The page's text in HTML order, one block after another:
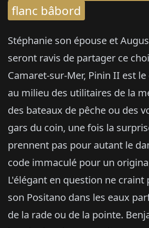
flanc bâbord
Stéphanie son épouse et
seront ravis de partager ce
Camaret-sur-Mer, Pinin II est
au milieu des utilitaires de la
des bateaux de pêche ou des
gars du coin, une fois la
prennent pas pour autant le
code immaculé pour un
L'élégant en question ne craint
son Positano dans les eaux
de la rade ou de la pointe.